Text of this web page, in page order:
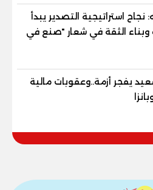
استراتيجية التصدير يبدأ
وبناء الثقة في شعار "صنع في
يفجر أزمة..وعقوبات مالية